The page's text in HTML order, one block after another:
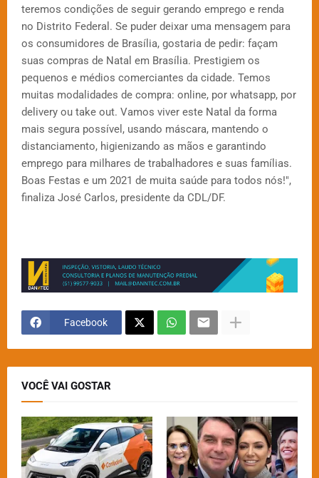
teremos condições de seguir gerando emprego e renda
no Distrito Federal. Se puder deixar uma mensagem para
os consumidores de Brasília, gostaria de pedir: façam
suas compras de Natal em Brasília. Prestigiem os
pequenos e médios comerciantes da cidade. Temos
muitas modalidades de compra: online, por whatsapp, por
delivery ou take out. Vamos viver este Natal da forma
mais segura possível, usando máscara, mantendo o
distanciamento, higienizando as mãos e garantindo
emprego para milhares de trabalhadores e suas famílias.
Boas Festas e um 2021 de muita saúde para todos nós!",
finaliza José Carlos, presidente da CDL/DF.
Facebook
VOCÊ VAI GOSTAR